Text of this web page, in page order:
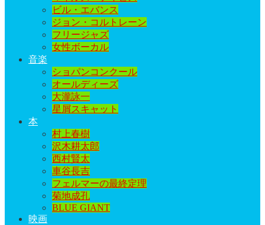
ビル・エバンス
ジョン・コルトレーン
フリージャズ
女性ボーカル
音楽
ショパンコンクール
オールディーズ
大瀧詠一
星屑スキャット
本
村上春樹
沢木耕太郎
西村賢太
車谷長吉
フェルマーの最終定理
菊地成孔
BLUE GIANT
映画